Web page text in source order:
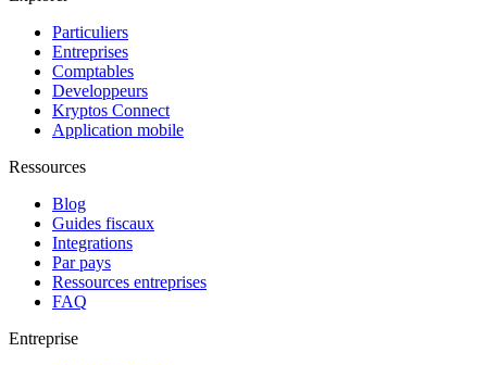
Particuliers
Entreprises
Comptables
Developpeurs
Kryptos Connect
Application mobile
Ressources
Blog
Guides fiscaux
Integrations
Par pays
Ressources entreprises
FAQ
Entreprise